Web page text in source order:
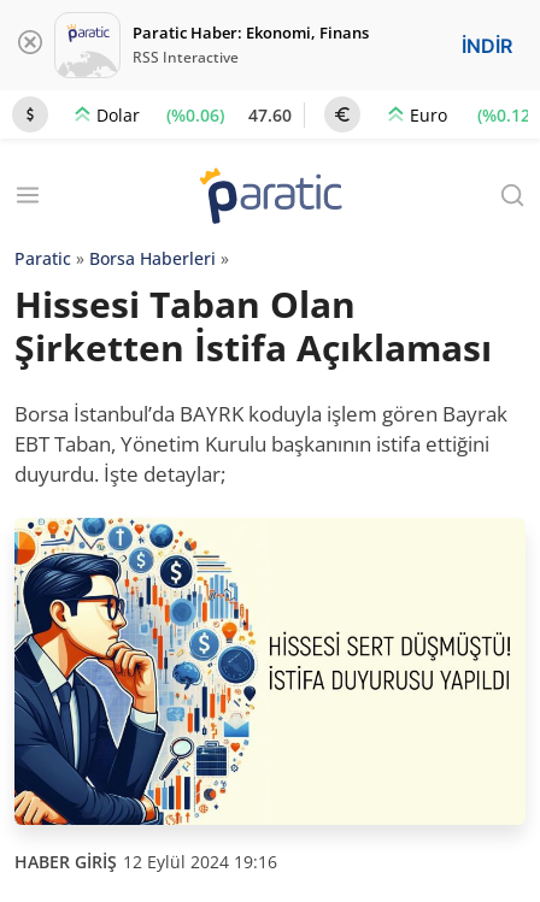
Paratic Haber: Ekonomi, Finans
RSS Interactive İNDİR
Dolar (%0.06) 47.60 Euro (%0.12)
Paratic » Borsa Haberleri »
Hissesi Taban Olan
Şirketten İstifa Açıklaması
Borsa İstanbul’da BAYRK koduyla işlem gören Bayrak
EBT Taban, Yönetim Kurulu başkanının istifa ettiğini
duyurdu. İşte detaylar;
HABER GİRİŞ 12 Eylül 2024 19:16